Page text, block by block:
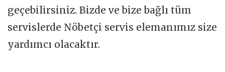
geçebilirsiniz. Bizde ve bize bağlı tüm
servislerde Nöbetçi servis elemanımız size
yardımcı olacaktır.